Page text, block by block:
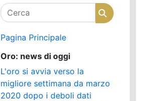
Cerca Cerca
Pagina Principale
Oro: news di oggi
L'oro si avvia verso la
migliore settimana da marzo
2020 dopo i deboli dati